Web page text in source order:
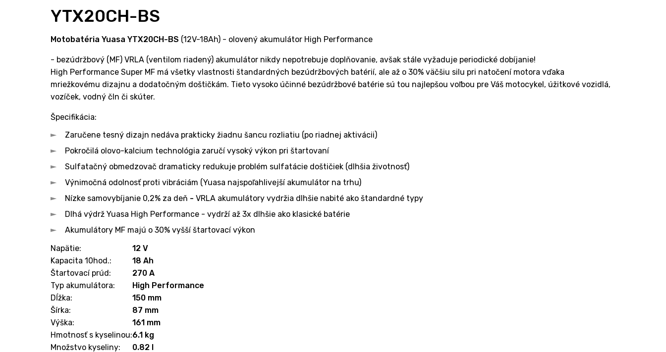
YTX20CH-BS
Motobatéria Yuasa YTX20CH-BS (12V-18Ah) - olovený akumulátor High Performance
- bezúdržbový (MF) VRLA (ventilom riadený) akumulátor nikdy nepotrebuje doplňovanie, avšak stále vyžaduje periodické dobíjanie!
High Performance Super MF má všetky vlastnosti štandardných bezúdržbových batérií, ale až o 30% väčšiu silu pri natočení motora vďaka
mriežkovému dizajnu a dodatočným doštičkám. Tieto vysoko účinné bezúdržbové batérie sú tou najlepšou voľbou pre Váš motocykel, úžitkové vozidlá,
vozíček, vodný čln či skúter.
Špecifikácia:
Zaručene tesný dizajn nedáva prakticky žiadnu šancu rozliatiu (po riadnej aktivácii)
Pokročilá olovo-kalcium technológia zaručí vysoký výkon pri štartovaní
Sulfatačný obmedzovač dramaticky redukuje problém sulfatácie doštičiek (dlhšia životnosť)
Výnimočná odolnosť proti vibráciám (Yuasa najspoľahlivejší akumulátor na trhu)
Nízke samovybíjanie 0,2% za deň - VRLA akumulátory vydržia dlhšie nabité ako štandardné typy
Dlhá výdrž Yuasa High Performance - vydrží až 3x dlhšie ako klasické batérie
Akumulátory MF majú o 30% vyšší štartovací výkon
Napätie:
12 V
Kapacita 10hod.:
18 Ah
Štartovací prúd:
270 A
Typ akumulátora:
High Performance
Dĺžka:
150 mm
Šírka:
87 mm
Výška:
161 mm
Hmotnosť s kyselinou:6.1 kg
Množstvo kyseliny:
0.82 l